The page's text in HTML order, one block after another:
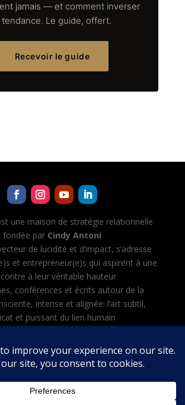
jamais — et comment inverser
tendance. Le guide, offert.
Recevoir le guide
une maison de stratégie relationnelle
fondée par Cindy Antoni
de lucidité et d’impact, s’adresse
et entrepreneur(e)s qui aspirent à une
à leur véritable hauteur
conférences et écrits autour de la
intense et alignée: l’art subtil,
et puissant du lien humain
avec l’IA, créer et diriger son équipe
d’agents IA
CGV·Politique de confidentialité